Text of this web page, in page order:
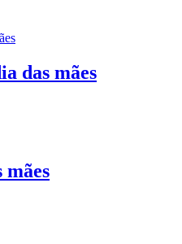
das mães
mães